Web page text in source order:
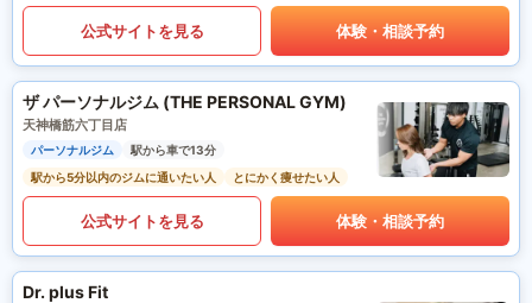
公式サイトを見る 体験・相談予約
ザ パーソナルジム (THE PERSONAL GYM)
天神橋筋六丁目店
パーソナルジム
駅から車で13分
駅から5分以内のジムに通いたい人
とにかく痩せたい人
公式サイトを見る 体験・相談予約
Dr. plus Fit